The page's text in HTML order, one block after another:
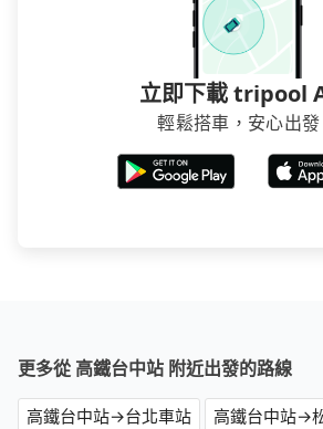
立即下載 tripool
輕鬆搭車，安心出發
更多從 高鐵台中站 附近出發的路線
高鐵台中站→台北車站
高鐵台中站→